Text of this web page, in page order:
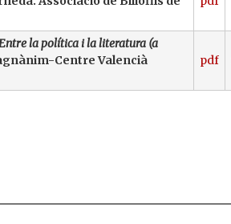
la política i la literatura (a
Centre Valencià
pdf